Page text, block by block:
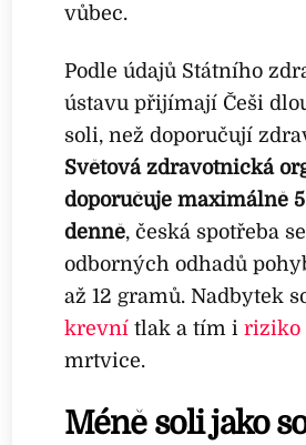
vůbec.
Podle údajů Státního
ústavu přijímají Češi
soli, než doporučují
Světová zdravotnická
doporučuje maximálně
denně, česká spotřeba
odborných odhadů
až 12 gramů. Nadbytek
krevní tlak a tím iriziko
mrtvice.
Méně soli jako